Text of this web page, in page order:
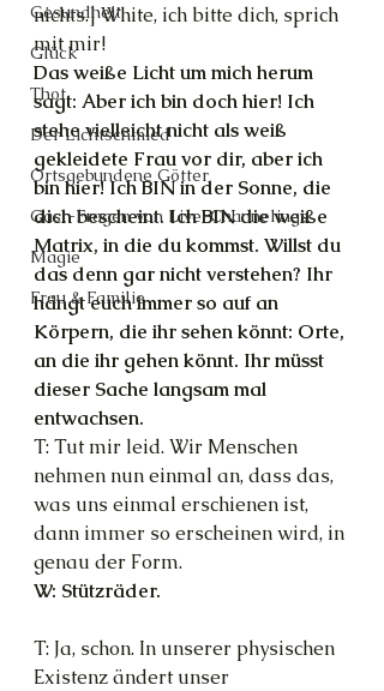
Gesundheit
Glück
Thot
Der Lichtschmied
Ortsgebundene Götter
Gast-Fragen von Live-Channelings
Magie
Frau & Familie
nichts.] White, ich bitte dich, sprich
mit mir!
Das weiße Licht um mich herum
sagt: Aber ich bin doch hier! Ich
stehe vielleicht nicht als weiß
gekleidete Frau vor dir, aber ich
bin hier! Ich BIN in der Sonne, die
dich bescheint. Ich BIN die weiße
Matrix, in die du kommst. Willst du
das denn gar nicht verstehen? Ihr
hängt euch immer so auf an
Körpern, die ihr sehen könnt: Orte,
an die ihr gehen könnt. Ihr müsst
dieser Sache langsam mal
entwachsen.
T: Tut mir leid. Wir Menschen
nehmen nun einmal an, dass das,
was uns einmal erschienen ist,
dann immer so erscheinen wird, in
genau der Form.
W: Stützräder.
T: Ja, schon. In unserer physischen
Existenz ändert unser